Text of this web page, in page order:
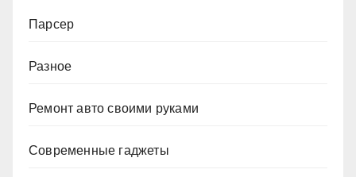
Парсер
Разное
Ремонт авто своими руками
Современные гаджеты